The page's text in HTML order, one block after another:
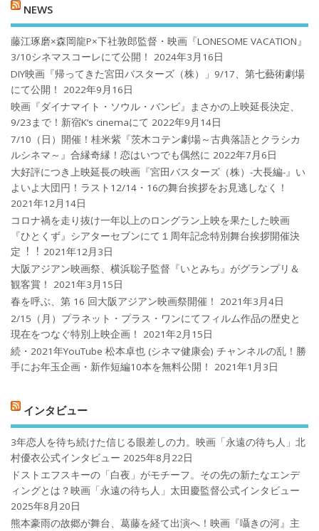
NEWS
藤江琢磨×森岡龍P×下社敦郎監督・映画『LONESOME VACATION』
3/10シネマスコーレにて公開！
2024年3月16日
DIY映画『帰ってきた宮田バスターズ（株）」9/17、第七藝術劇場
にて公開！
2022年9月16日
映画『ダイナマイト・ソウル・バンビ』まさかの上映延長決定、
9/23まで！新宿K’s cinemaにて 2022年9月14日
7/10（日）開催！桂米紫『茨木コテン劇場～古典落語とクラシカ
ルシネマ～』合縁奇縁！恋はいつでも偶然に 2022年7月6日
大好評につき上映延長の映画『宮田バスターズ（株）-大長編-』い
よいよ大団円！ラスト12/14・16の舞台挨拶をお見逃しなく！
2021年12月14日
コロナ禍を⾛り抜け⼀年以上のロングラン上映を果たした映画
『ひとくず』シアターセブンにて１周年記念特別舞台挨拶開催決
定︕︕ 2021年12月3日
大阪アジアン映画祭、横浜聡子監督『いとみち』がグランプリ＆
観客賞！
2021年3月15日
春を呼ぶ、第 16 回大阪アジアン映画祭開催！
2021年3月4日
2/15（月）プラネット・プラス・ワンにてフィルム作品の歴史と
現在をつなぐ特別上映企画！
2021年2月15日
続・2021年YouTube 松本卓也 (シネマ健康会) チャンネルの乱！勝
手にお年玉企画・新作短編10本を無料公開！
2021年1月3日
インタビュー
3年恋人を待ち続けた信じる眼差しの力。映画「永遠の待ち人」北
村優衣公式インタビュー 2025年8月22日
ドストエフスキーの「白夜」がモチーフ。その先の新たなエンデ
ィングとは？映画「永遠の待ち人」太田慶監督公式インタビュー
2025年8月20日
熊本豪雨の故郷が舞台、葛藤を経て出演へ！映画『囁きの河』主